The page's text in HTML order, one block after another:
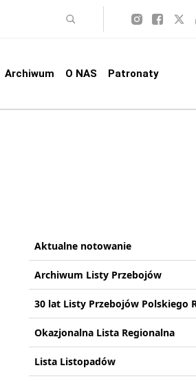
Archiwum O NAS Patronaty
Aktualne notowanie
Archiwum Listy Przebojów
30 lat Listy Przebojów Polskiego
Okazjonalna Lista Regionalna
Lista Listopadów